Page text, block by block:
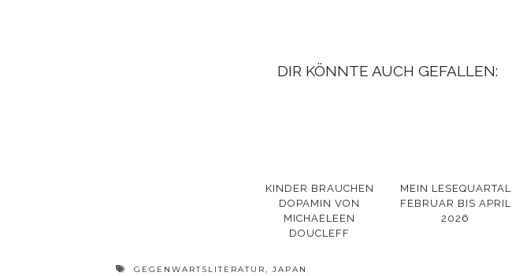
DIR KÖNNTE AUCH GEFALLEN:
KINDER BRAUCHEN
DOPAMIN VON
MICHAELEEN
DOUCLEFF
MEIN LESEQUARTAL
FEBRUAR BIS APRIL
2026
GEGENWARTSLITERATUR, JAPAN